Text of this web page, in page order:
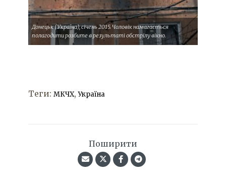
Донецьк (Україна), січень 2015. Чоловік намагається
полагодити розбите в результаті обстрілу вікно.
Теги: МКЧХ,Україна
Поширити